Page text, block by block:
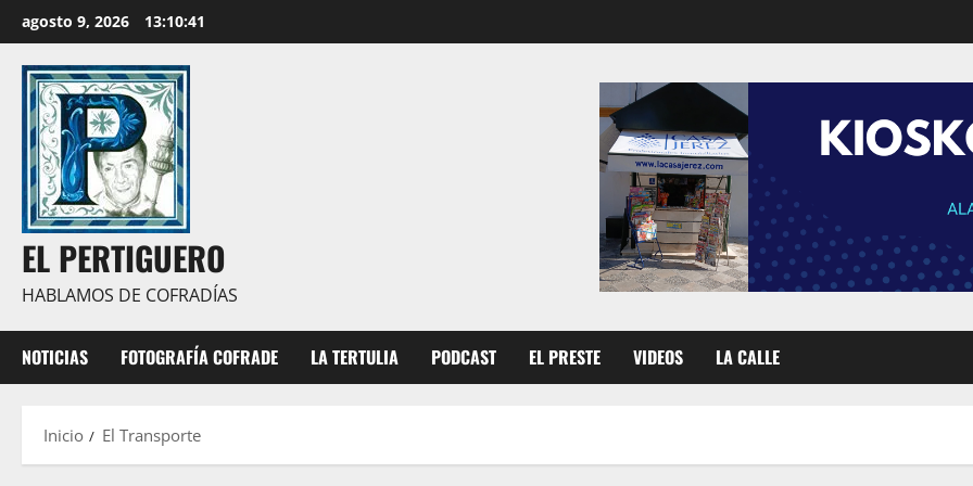
al
contenido
agosto 9, 2026 13:10:43
EL PERTIGUERO
HABLAMOS DE COFRADÍAS
NOTICIAS FOTOGRAFÍA COFRADE LA TERTULIA PODCAST EL PRESTE VIDEOS LA CALLE
Inicio El Transporte